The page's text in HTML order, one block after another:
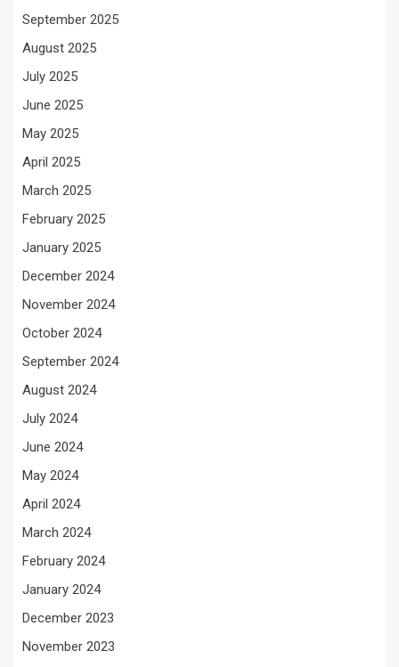
September 2025
August 2025
July 2025
June 2025
May 2025
April 2025
March 2025
February 2025
January 2025
December 2024
November 2024
October 2024
September 2024
August 2024
July 2024
June 2024
May 2024
April 2024
March 2024
February 2024
January 2024
December 2023
November 2023